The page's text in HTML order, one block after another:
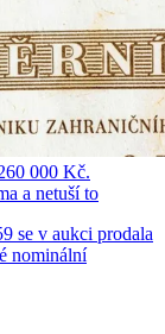
000 Kč.
a netuší to
se v aukci prodala
nominální